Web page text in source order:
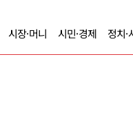
시장·머니 시민·경제 정치·